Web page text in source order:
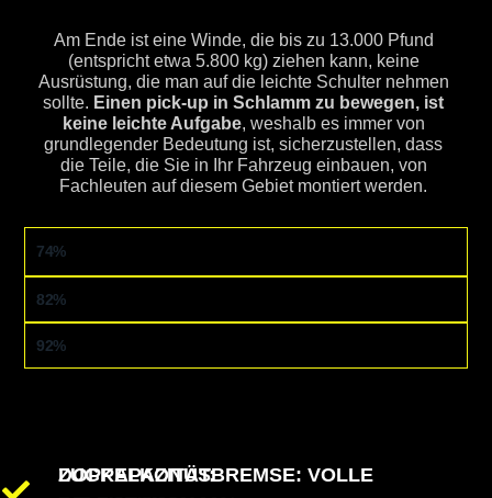
Am Ende ist eine Winde, die bis zu 13.000 Pfund
(entspricht etwa 5.800 kg) ziehen kann, keine
Ausrüstung, die man auf die leichte Schulter nehmen
sollte. Einen pick-up in Schlamm zu bewegen, ist
keine leichte Aufgabe, weshalb es immer von
grundlegender Bedeutung ist, sicherzustellen, dass
die Teile, die Sie in Ihr Fahrzeug einbauen, von
Fachleuten auf diesem Gebiet montiert werden.
AUFWICKELGESCHWINDIGKEIT
74%
WIDERSTANDSFÄHIGES KLIMA
82%
HALTBARKEIT
92%
ZUGKAPAZITÄT:
DOPPELKONUSBREMSE: VOLLE